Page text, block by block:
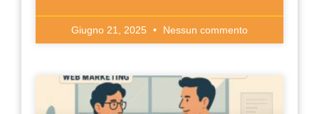
Giugno 21, 2025 Nessun commento